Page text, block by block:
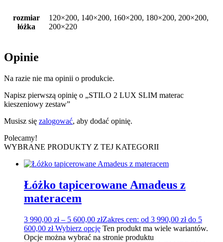
rozmiar
łóżka
120×200, 140×200, 160×200, 180×200, 200×200,
200×220
Opinie
Na razie nie ma opinii o produkcie.
Napisz pierwszą opinię o „STILO 2 LUX SLIM materac
kieszeniowy zestaw”
Musisz się zalogować, aby dodać opinię.
Polecamy!
WYBRANE PRODUKTY Z TEJ KATEGORII
Łóżko tapicerowane Amadeus z
materacem
3 990,00 zł – 5 600,00 złZakres cen: od 3 990,00 zł do 5
600,00 zł Wybierz opcję Ten produkt ma wiele wariantów.
Opcje można wybrać na stronie produktu